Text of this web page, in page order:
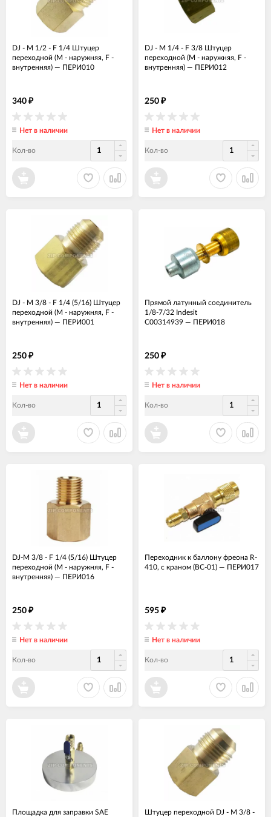
DJ - M 1/2 - F 1/4 Штуцер
переходной (М - наружняя, F -
внутренняя) — ПЕРИ010
340 ₽
Нет в наличии
Кол-во
DJ - M 1/4 - F 3/8 Штуцер
переходной (М - наружняя, F -
внутренняя) — ПЕРИ012
250 ₽
Нет в наличии
Кол-во
DJ - M 3/8 - F 1/4 (5/16) Штуцер
переходной (М - наружняя, F -
внутренняя) — ПЕРИ001
250 ₽
Нет в наличии
Кол-во
Прямой латунный соединитель
1/8-7/32 Indesit
C00314939 — ПЕРИ018
250 ₽
Нет в наличии
Кол-во
DJ-M 3/8 - F 1/4 (5/16) Штуцер
переходной (М - наружняя, F -
внутренняя) — ПЕРИ016
250 ₽
Нет в наличии
Кол-во
Переходник к баллону фреона R-
410, с краном (BC-01) — ПЕРИ017
595 ₽
Нет в наличии
Кол-во
Площадка для заправки SAE
Штуцер переходной DJ - M 3/8 -